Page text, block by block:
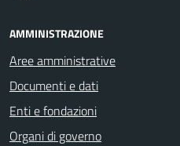
AMMINISTRAZIONE
Aree amministrative
Documenti e dati
Enti e fondazioni
Organi di governo